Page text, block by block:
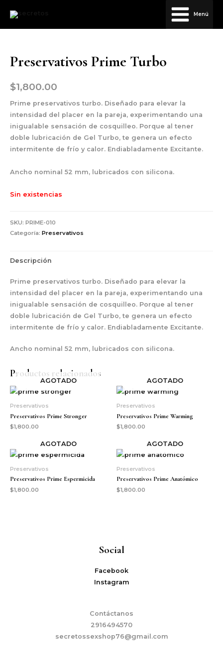
Menú
Preservativos Prime Turbo
$1,800.00
Prime preservativos turbo. Diseñado para elevar la
intensidad del placer en la pareja, experimentando una
inigualable sensación de cosquilleo. Porque al tener
doble lubricación de Gel Turbo, te genera un efecto
intermitente de frío y calor. Endiabladamente Excitante.
Ancho nominal 52 mm, lubricados con silicona.
Sin existencias
SKU: PRIME-010
Categoría: Preservativos
Descripción
Prime preservativos turbo. Diseñado para elevar la
intensidad del placer en la pareja, experimentando una
inigualable sensación de cosquilleo. Porque al tener
doble lubricación de Gel Turbo, te genera un efecto
intermitente de frío y calor. Endiabladamente Excitante.
Ancho nominal 52 mm, lubricados con silicona.
Productos relacionados
AGOTADO
Preservativos
Preservativos Prime Stronger
$1,800.00
AGOTADO
Preservativos
Preservativos Prime Warming
$1,800.00
AGOTADO
Preservativos
Preservativos Prime Espermicida
$1,800.00
AGOTADO
Preservativos
Preservativos Prime Anatómico
$1,800.00
Social
Facebook
Instagram
Contáctanos
2916494570
secretossexshop76@gmail.com